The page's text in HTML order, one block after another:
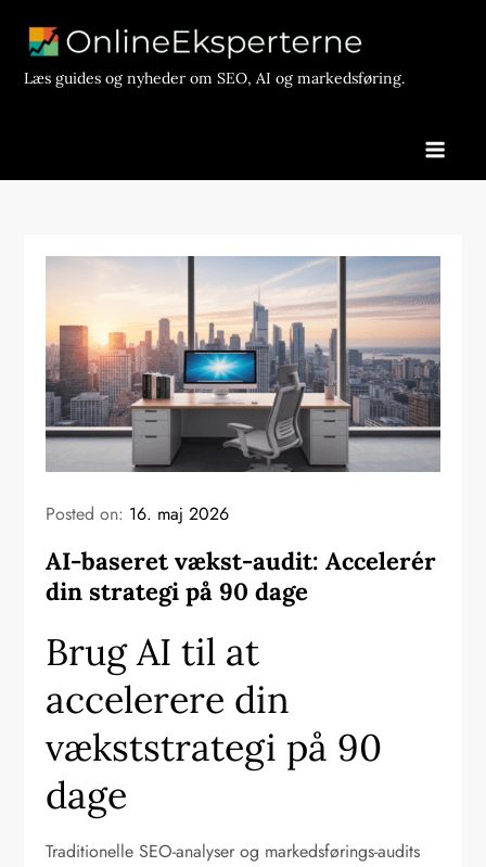
contentLæs guides og nyheder om SEO, AI og markedsføring.
Posted on: 16. maj 2026
AI-baseret vækst-audit: Accelerér
din strategi på 90 dage
Brug AI til at
accelerere din
vækststrategi på 90
dage
Traditionelle SEO-analyser og markedsførings-audits